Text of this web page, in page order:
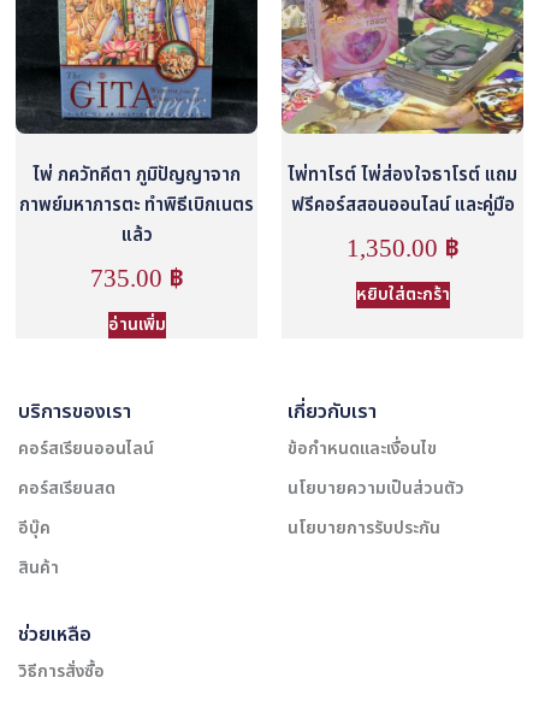
ไพ่ ภควัทคีตา ภูมิปัญญาจาก
กาพย์มหาภารตะ ทำพิธีเบิกเนตร
แล้ว
735.00 ฿
อ่านเพิ่ม
ไพ่ทาโรต์ ไพ่ส่องใจธาโรต์ แถม
ฟรีคอร์สสอนออนไลน์ และคู่มือ
1,350.00 ฿
หยิบใส่ตะกร้า
บริการของเรา
คอร์สเรียนออนไลน์
คอร์สเรียนสด
อีบุ๊ค
สินค้า
เกี่ยวกับเรา
ข้อกำหนดและเงื่อนไข
นโยบายความเป็นส่วนตัว
นโยบายการรับประกัน
ช่วยเหลือ
วิธีการสั่งซื้อ